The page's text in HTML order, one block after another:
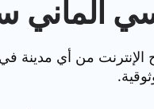
ألماني
من أي مدينة في